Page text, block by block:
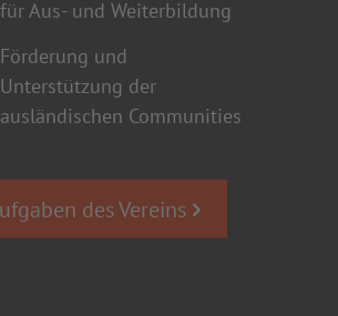
für Aus- und Weiterbildung
Förderung und
Unterstützung der
ausländischen Communities
des Vereins